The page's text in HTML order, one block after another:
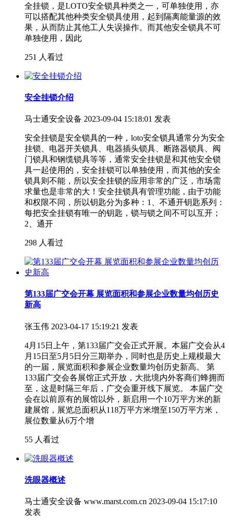
全挂锁，是LOTO安全锁具种类之一，可单独使用，亦
可以搭配其他种类安全锁具使用，起到隔离能量源的效
果，从而防止其他工人失误操作。而其他安全锁具不可
单独使用，因此
251 人看过
安全挂锁介绍
马士通安全设备 2023-09-04 15:18:01 发表
安全挂锁是安全锁具的一种，loto安全锁具通常分为安全
挂锁、电器开关锁具、电器插头锁具、断路器锁具、阀
门锁具和钢缆锁具等等，通常安全挂锁是和其他安全锁
具一起使用的，安全挂锁可以单独使用，而其他的安全
锁具则不能，所以安全挂锁的应用非常的广泛，市场需
求量也是非常的大！安全挂锁具有管理功能，由于功能
和权限不同，所以钥匙分为多种：1、不通开钥匙系列：
每把安全挂锁有唯一的钥匙，锁与锁之间不可以互开；
2、通开
298 人看过
第133届广交会开幕 展览面积和参展企业数量均创历史
新高
张玉伟 2023-04-17 15:19:21 发表
4月15日上午，第133届广交会正式开展。本届广交会从4
月15日至5月5日分三期举办，同时也是历史上规模最大
的一届，展览面积和参展企业数量均创历史新高。 第
133届广交会各展馆正式开放，大批境内外客商们蜂拥而
至，这是时隔三年后，广交会重开线下展览。 本届广交
会在以前原有的展馆以外，新启用一个10万平方米的新
建展馆，展览总面积从118万平方米增至150万平方米，
展位数量从6万个增
55 人看过
洗眼器概述
马士通安全设备 www.marst.com.cn 2023-09-04 15:17:10
发表